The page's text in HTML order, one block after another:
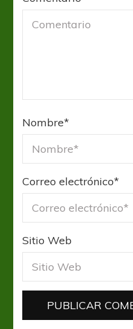
Nombre*
Correo electrónico*
Sitio Web